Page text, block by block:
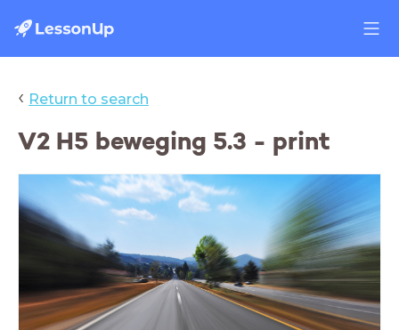
‹ Return to search
V2 H5 beweging 5.3 - print